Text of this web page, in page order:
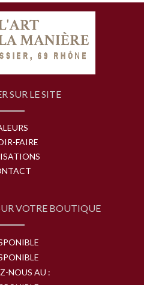
SUR LE SITE
FAIRE
VOTRE BOUTIQUE
NOUS AU :